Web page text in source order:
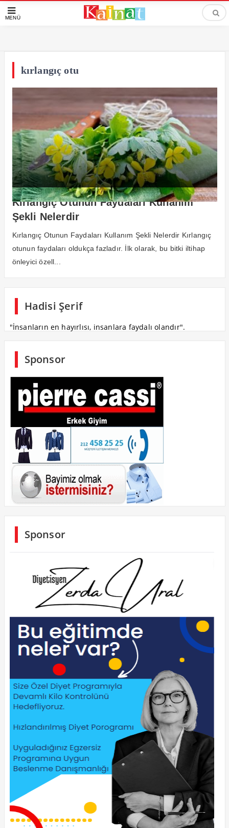
MENÜ
kırlangıç otu
Kırlangıç Otunun Faydaları Kullanım
Şekli Nelerdir
Kırlangıç Otunun Faydaları Kullanım Şekli Nelerdir Kırlangıç
otunun faydaları oldukça fazladır. İlk olarak, bu bitki iltihap
önleyici özell...
Hadisi Şerif
"İnsanların en hayırlısı, insanlara faydalı olandır".
Sponsor
Sponsor